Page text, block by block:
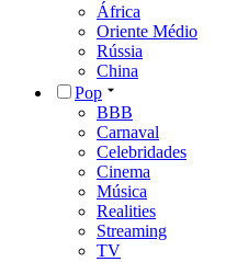
África
Oriente Médio
Rússia
China
Pop
BBB
Carnaval
Celebridades
Cinema
Música
Realities
Streaming
TV